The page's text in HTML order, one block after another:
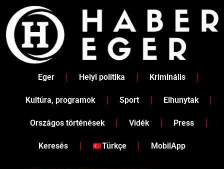
content
Eger Helyi politika Kriminális
Kultúra, programok Sport Elhunytak
Országos történések Vidék Press
Keresés Türkçe MobilApp